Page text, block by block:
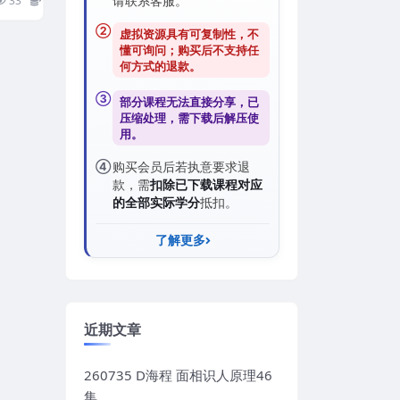
②
虚拟资源具有可复制性，不
懂可询问；购买后不支持任
何方式的退款。
③ 部分课程无法直接分享，已
压缩处理，需下载后解压使
用。
④购买会员后若执意要求退
款，需扣除已下载课程对应
的全部实际学分抵扣。
了解更多
近期文章
260735 D海程 面相识人原理46